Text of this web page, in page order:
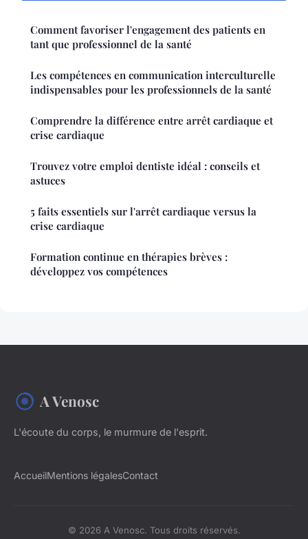
Comment favoriser l'engagement des patients en
tant que professionnel de la santé
Les compétences en communication interculturelle
indispensables pour les professionnels de la santé
Comprendre la différence entre arrêt cardiaque et
crise cardiaque
Trouvez votre emploi dentiste idéal : conseils et
astuces
5 faits essentiels sur l'arrêt cardiaque versus la
crise cardiaque
Formation continue en thérapies brèves :
développez vos compétences
A Venosc
L'écoute du corps, le murmure de l'esprit.
AccueilMentions légalesContact
© 2026 A Venosc. Tous droits réservés.